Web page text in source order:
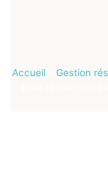
Accueil Gestion